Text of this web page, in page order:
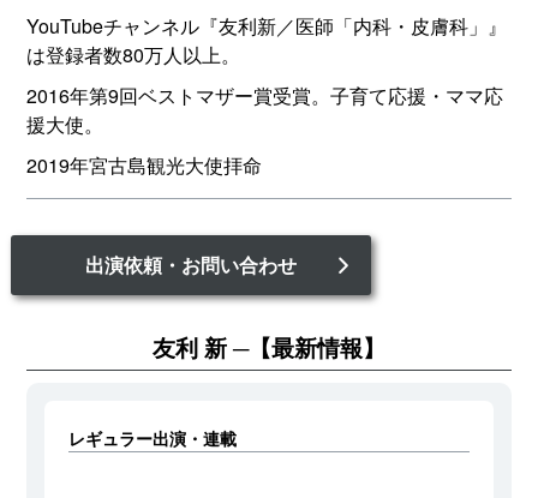
YouTubeチャンネル『友利新／医師「内科・皮膚科」』
は登録者数80万人以上。
2016年第9回ベストマザー賞受賞。子育て応援・ママ応
援大使。
2019年宮古島観光大使拝命
出演依頼・お問い合わせ
友利 新 【最新情報】
レギュラー出演・連載